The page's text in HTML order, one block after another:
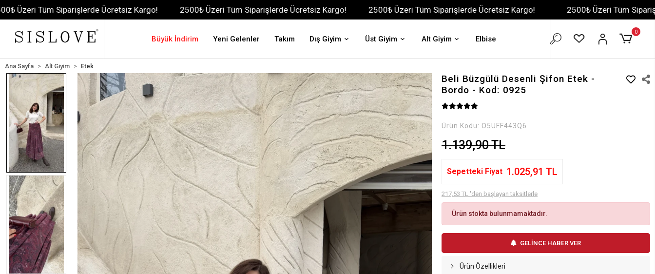
Ücretsiz Kargo! 2500₺ Üzeri Tüm Siparişlerde Ücretsiz Kargo! 2500₺ Üzeri Tüm Siparişlerde Ücretsiz Kargo! 2500₺ Üzeri Tüm Siparişlerde
Büyük İndirim Yeni Gelenler Takım Dış Giyim Üst Giyim Alt Giyim Elbise
0
Ana Sayfa Alt Giyim Etek
Beli Büzgülü Desenli Şifon Etek -
Bordo - Kod: 0925
Ürün Kodu: O5UFF443Q6
1.139,90 TL
Sepetteki Fiyat 1.025,91 TL
217,53 TL 'den başlayan taksitlerle
Ürün stokta bulunmamaktadır.
GELİNCE HABER VER
Ürün Özellikleri